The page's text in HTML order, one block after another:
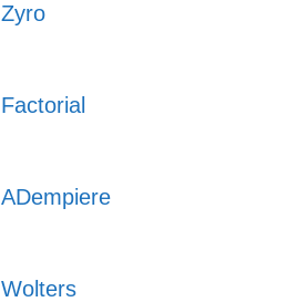
Zyro
Factorial
ADempiere
Wolters